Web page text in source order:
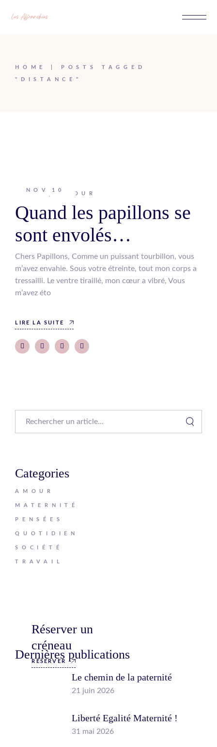
contenu
HOME POSTS TAGGED
"DISTANCE"
NOV 10
Johanna AMOUR
Quand les papillons se
sont envolés…
Chers Papillons, Comme un puissant tourbillon, vous
m’avez envahie. Sous votre étreinte, tout mon corps a
tressailli. Le ventre tiraillé, mon cœur a vibré, Vous
m’avez éto
LIRE LA SUITE
Categories
AMOUR
MATERNITÉ
PENSÉES
QUOTIDIEN
SOCIÉTÉ
TRAVAIL
Réserver un
créneau
RÉSERVER
Dernières publications
Le chemin de la paternité
21 juin 2026
Liberté Egalité Maternité !
31 mai 2026